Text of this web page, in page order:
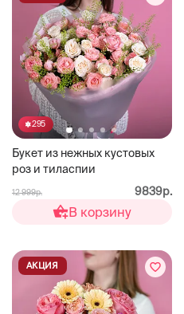
295
Букет из нежных кустовых
роз и тиласпии
12 999р. 9839р.
В корзину
АКЦИЯ